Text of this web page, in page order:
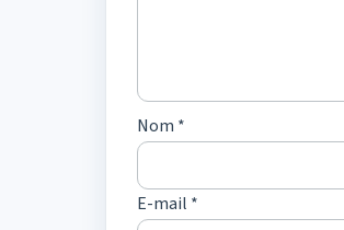
Nom *
E-mail *